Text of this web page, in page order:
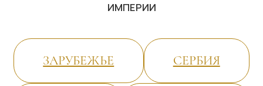
ИМПЕРИИ
ЗАРУБЕЖЬЕ СЕРБИЯ